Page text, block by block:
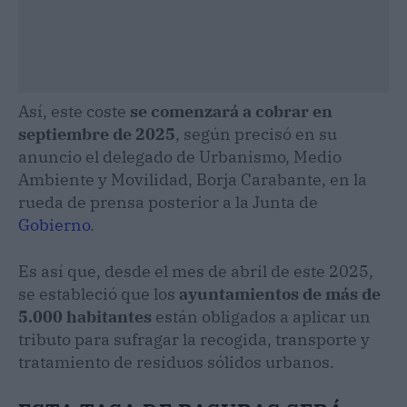
Así, este coste se comenzará a cobrar en
septiembre de 2025, según precisó en su
anuncio el delegado de Urbanismo, Medio
Ambiente y Movilidad, Borja Carabante, en la
rueda de prensa posterior a la Junta de
Gobierno.
Es así que, desde el mes de abril de este 2025,
se estableció que los ayuntamientos de más de
5.000 habitantes están obligados a aplicar un
tributo para sufragar la recogida, transporte y
tratamiento de residuos sólidos urbanos.